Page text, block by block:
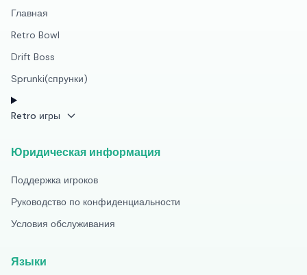
Главная
Retro Bowl
Drift Boss
Sprunki(спрунки)
Retro игры
Юридическая информация
Поддержка игроков
Руководство по конфиденциальности
Условия обслуживания
Языки